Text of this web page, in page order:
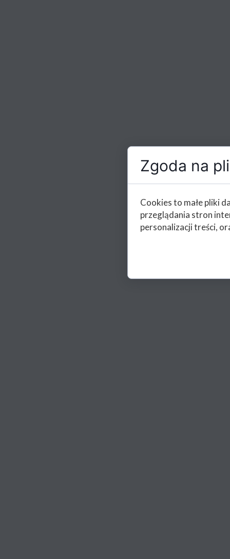
Zgoda na
Cookies to małe pliki
przeglądania stron
personalizacji treści,